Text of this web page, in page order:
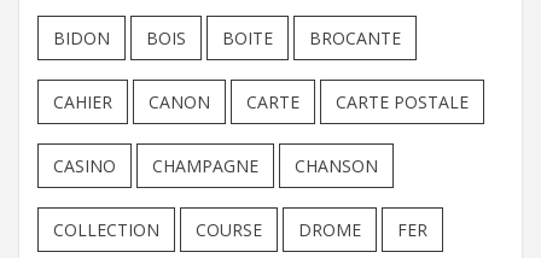
BIDON BOIS BOITE BROCANTE
CAHIER CANON CARTE CARTE POSTALE
CASINO CHAMPAGNE CHANSON
COLLECTION COURSE DROME FER